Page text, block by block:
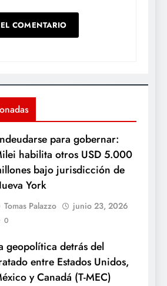
para gobernar:
habilita otros USD 5.000
bajo jurisdicción de
York
Tomas Palazzo junio 23, 2026
0
geopolítica detrás del
entre Estados Unidos,
y Canadá (T-MEC)